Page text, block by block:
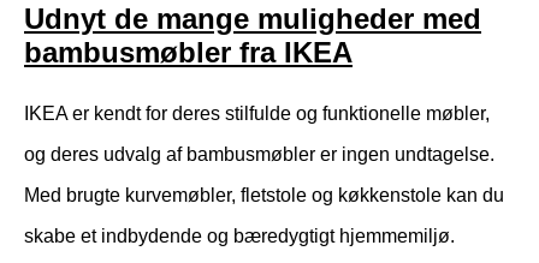
Udnyt de mange muligheder med
bambusmøbler fra IKEA
IKEA er kendt for deres stilfulde og funktionelle møbler,
og deres udvalg af bambusmøbler er ingen undtagelse.
Med brugte kurvemøbler, fletstole og køkkenstole kan du
skabe et indbydende og bæredygtigt hjemmemiljø.